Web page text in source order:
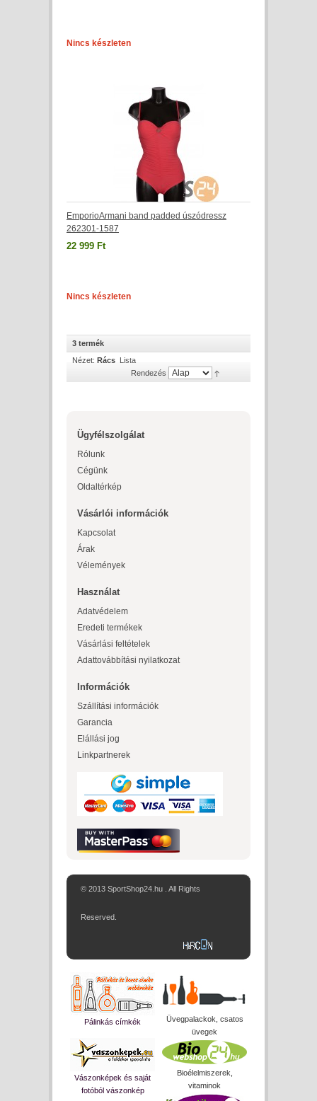
Nincs készleten
EmporioArmani band padded úszódressz
262301-1587
22 999 Ft
Nincs készleten
3 termék
Nézet: Rács Lista
Rendezés
Ügyfélszolgálat
Rólunk
Cégünk
Oldaltérkép
Vásárlói információk
Kapcsolat
Árak
Vélemények
Használat
Adatvédelem
Eredeti termékek
Vásárlási feltételek
Adattovábbítási nyilatkozat
Információk
Szállítási információk
Garancia
Elállási jog
Linkpartnerek
© 2013 SportShop24.hu . All Rights
Reserved.
Pálinkás címkék
Üvegpalackok, csatos
üvegek
Vászonképek és saját
fotóból vászonkép
Bioélelmiszerek,
vitaminok